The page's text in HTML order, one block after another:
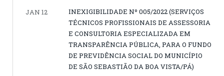
JAN 12
INEXIGIBILIDADE Nº 005/2022 (SERVIÇOS
TÉCNICOS PROFISSIONAIS DE ASSESSORIA
E CONSULTORIA ESPECIALIZADA EM
TRANSPARÊNCIA PÚBLICA, PARA O FUNDO
DE PREVIDÊNCIA SOCIAL DO MUNICÍPIO
DE SÃO SEBASTIÃO DA BOA VISTA/PÁ)